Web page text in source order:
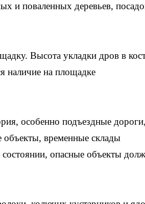
и поваленных деревьев,
Высота укладки дров в
наличие на площадке
особенно подъездные дороги,
временные склады
опасные объекты